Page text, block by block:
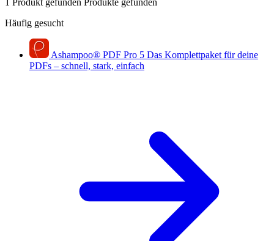
1 Produkt gefunden Produkte gefunden
Häufig gesucht
Ashampoo® PDF Pro 5 Das Komplettpaket für deine
PDFs – schnell, stark, einfach